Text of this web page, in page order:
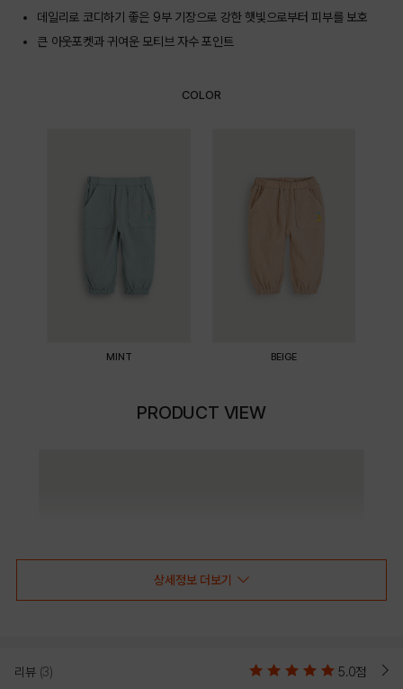
데일리로 코디하기 좋은 9부 기장으로 강한 햇빛으로부터 피부를 보호
큰 아웃포켓과 귀여운 모티브 자수 포인트
COLOR
MINT BEIGE
PRODUCT VIEW
상세정보 더보기
리뷰 (3) 5.0점